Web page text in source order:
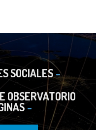
SOCIALES
OBSERVATORIO